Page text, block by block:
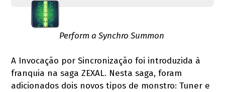
Perform a Synchro Summon
A Invocação por Sincronização foi introduzida à
franquia na saga ZEXAL. Nesta saga, foram
adicionados dois novos tipos de monstro: Tuner e